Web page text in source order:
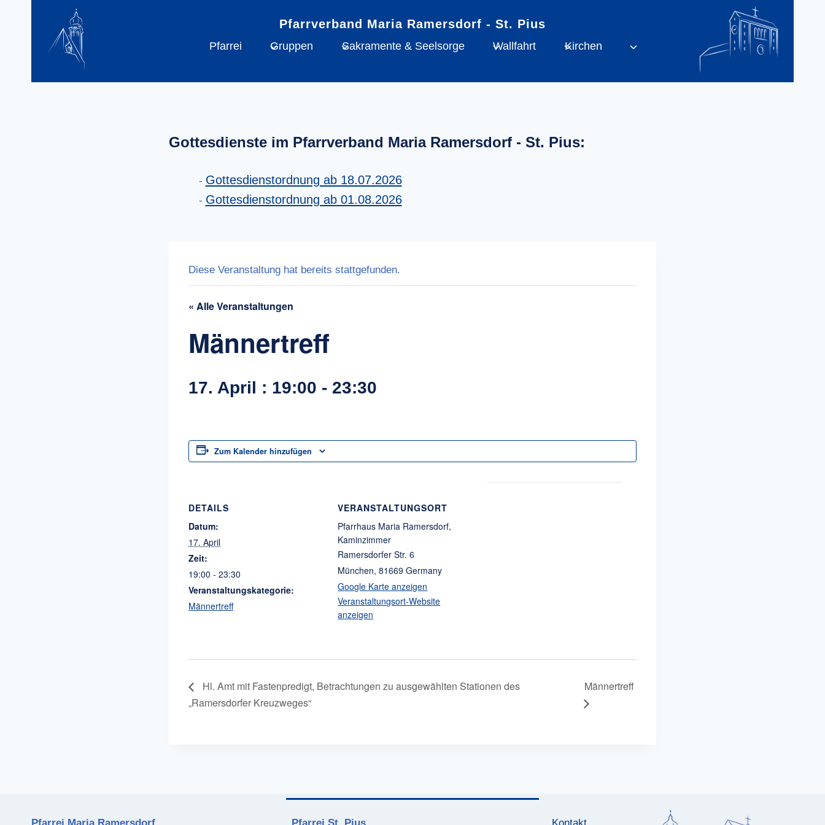
Pfarrei Gruppen Sakramente & Seelsorge Wallfahrt Kirchen
Gottesdienste im Pfarrverband Maria Ramersdorf - St. Pius:
Gottesdienstordnung ab 18.07.2026
Gottesdienstordnung ab 01.08.2026
Diese Veranstaltung hat bereits stattgefunden.
« Alle Veranstaltungen
Männertreff
17. April : 19:00 - 23:30
Zum Kalender hinzufügen
DETAILS
Datum:
17. April
Zeit:
19:00 - 23:30
Veranstaltungskategorie:
Männertreff
VERANSTALTUNGSORT
Pfarrhaus Maria Ramersdorf,
Kaminzimmer
Ramersdorfer Str. 6
München, 81669 Germany
Google Karte anzeigen
Veranstaltungsort-Website
anzeigen
Hl. Amt mit Fastenpredigt, Betrachtungen zu ausgewählten Stationen des
„Ramersdorfer Kreuzweges“
Männertreff